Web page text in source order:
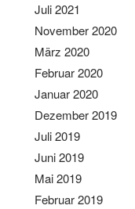
Juli 2021
November 2020
März 2020
Februar 2020
Januar 2020
Dezember 2019
Juli 2019
Juni 2019
Mai 2019
Februar 2019